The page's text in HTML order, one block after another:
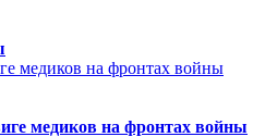
медиков на фронтах войны